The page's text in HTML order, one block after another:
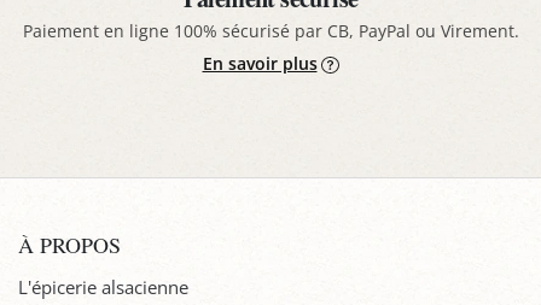
Paiement en ligne 100% sécurisé par CB, PayPal ou Virement.
En savoir plus
À PROPOS
L'épicerie alsacienne